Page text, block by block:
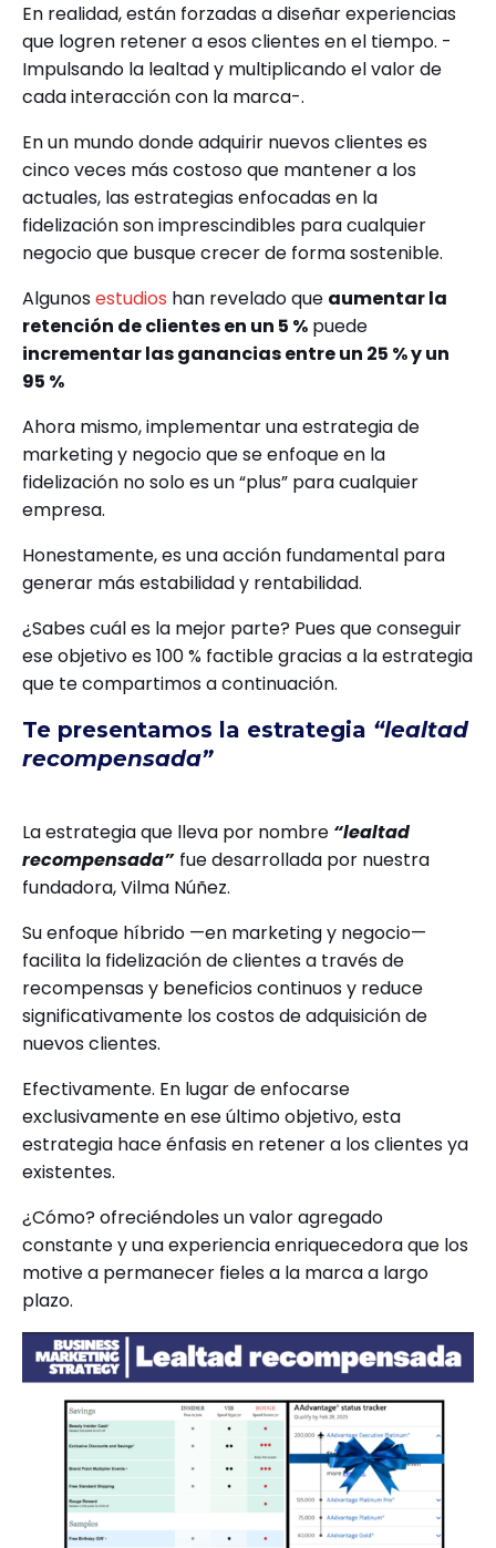
En realidad, están forzadas a diseñar experiencias
que logren retener a esos clientes en el tiempo. -
Impulsando la lealtad y multiplicando el valor de
cada interacción con la marca-.
En un mundo donde adquirir nuevos clientes es
cinco veces más costoso que mantener a los
actuales, las estrategias enfocadas en la
fidelización son imprescindibles para cualquier
negocio que busque crecer de forma sostenible.
Algunosestudios han revelado que aumentar la
retención de clientes en un 5 % puede
incrementar las ganancias entre un 25 % y un
95 %
Ahora mismo, implementar una estrategia de
marketing y negocio que se enfoque en la
fidelización no solo es un “plus” para cualquier
empresa.
Honestamente, es una acción fundamental para
generar más estabilidad y rentabilidad.
¿Sabes cuál es la mejor parte? Pues que conseguir
ese objetivo es 100 % factible gracias a la estrategia
que te compartimos a continuación.
Te presentamos la estrategia “lealtad
recompensada”
La estrategia que lleva por nombre “lealtad
recompensada” fue desarrollada por nuestra
fundadora, Vilma Núñez.
Su enfoque híbrido —en marketing y negocio—
facilita la fidelización de clientes a través de
recompensas y beneficios continuos y reduce
significativamente los costos de adquisición de
nuevos clientes.
Efectivamente. En lugar de enfocarse
exclusivamente en ese último objetivo, esta
estrategia hace énfasis en retener a los clientes ya
existentes.
¿Cómo? ofreciéndoles un valor agregado
constante y una experiencia enriquecedora que los
motive a permanecer fieles a la marca a largo
plazo.